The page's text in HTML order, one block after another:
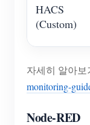
HACS
(Custom)
자세히 알아보
monitoring-
Node-RED